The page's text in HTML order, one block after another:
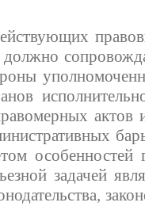
должно
актов
особенностей
задачей